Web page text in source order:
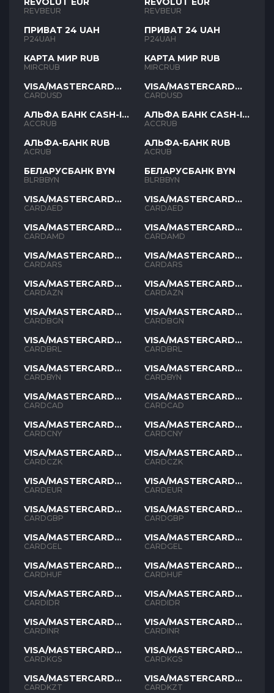
REVBEUR
ПРИВАТ 24 UAH
P24UAH
КАРТА МИР RUB
MIRCRUB
VISA/MASTERCARD
USD
CARDUSD
АЛЬФА БАНК CASH-IN
RUB
ACCRUB
АЛЬФА-БАНК RUB
ACRUB
БЕЛАРУСБАНК BYN
BLRBBYN
VISA/MASTERCARD
AED
CARDAED
VISA/MASTERCARD
AMD
CARDAMD
VISA/MASTERCARD
ARS
CARDARS
VISA/MASTERCARD
AZN
CARDAZN
VISA/MASTERCARD
BGN
CARDBGN
VISA/MASTERCARD
BRL
CARDBRL
VISA/MASTERCARD
BYN
CARDBYN
VISA/MASTERCARD
CAD
CARDCAD
VISA/MASTERCARD
CNY
CARDCNY
VISA/MASTERCARD
CZK
CARDCZK
VISA/MASTERCARD
EUR
CARDEUR
VISA/MASTERCARD
GBP
CARDGBP
VISA/MASTERCARD
GEL
CARDGEL
VISA/MASTERCARD
HUF
CARDHUF
VISA/MASTERCARD
IDR
CARDIDR
VISA/MASTERCARD
INR
CARDINR
VISA/MASTERCARD
KGS
CARDKGS
VISA/MASTERCARD
KZT
CARDKZT
REVBEUR
ПРИВАТ 24 UAH
P24UAH
КАРТА МИР RUB
MIRCRUB
VISA/MASTERCARD
USD
CARDUSD
АЛЬФА БАНК CASH-IN
RUB
ACCRUB
АЛЬФА-БАНК RUB
ACRUB
БЕЛАРУСБАНК BYN
BLRBBYN
VISA/MASTERCARD
AED
CARDAED
VISA/MASTERCARD
AMD
CARDAMD
VISA/MASTERCARD
ARS
CARDARS
VISA/MASTERCARD
AZN
CARDAZN
VISA/MASTERCARD
BGN
CARDBGN
VISA/MASTERCARD
BRL
CARDBRL
VISA/MASTERCARD
BYN
CARDBYN
VISA/MASTERCARD
CAD
CARDCAD
VISA/MASTERCARD
CNY
CARDCNY
VISA/MASTERCARD
CZK
CARDCZK
VISA/MASTERCARD
EUR
CARDEUR
VISA/MASTERCARD
GBP
CARDGBP
VISA/MASTERCARD
GEL
CARDGEL
VISA/MASTERCARD
HUF
CARDHUF
VISA/MASTERCARD
IDR
CARDIDR
VISA/MASTERCARD
INR
CARDINR
VISA/MASTERCARD
KGS
CARDKGS
VISA/MASTERCARD
KZT
CARDKZT